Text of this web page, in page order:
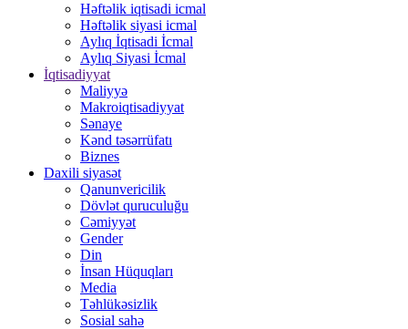
Həftəlik iqtisadi icmal
Həftəlik siyasi icmal
Aylıq İqtisadi İcmal
Aylıq Siyasi İcmal
İqtisadiyyat
Maliyyə
Makroiqtisadiyyat
Sənaye
Kənd təsərrüfatı
Biznes
Daxili siyasət
Qanunvericilik
Dövlət quruculuğu
Cəmiyyət
Gender
Din
İnsan Hüquqları
Media
Təhlükəsizlik
Sosial sahə